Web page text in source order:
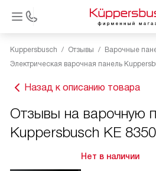
Kuppersbusch Отзывы
Варочные
Электрическая варочная панель
Назад к описанию товара
Отзывы на варочную
Kuppersbusch KE
Нет в наличии